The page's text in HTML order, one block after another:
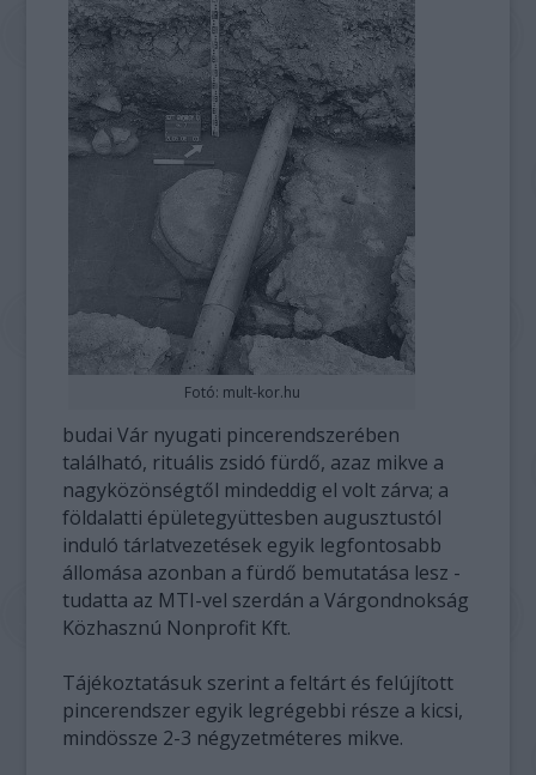
Fotó: mult-kor.hu
budai Vár nyugati pincerendszerében
található, rituális zsidó fürdő, azaz mikve a
nagyközönségtől mindeddig el volt zárva; a
földalatti épületegyüttesben augusztustól
induló tárlatvezetések egyik legfontosabb
állomása azonban a fürdő bemutatása lesz -
tudatta az MTI-vel szerdán a Várgondnokság
Közhasznú Nonprofit Kft.
Tájékoztatásuk szerint a feltárt és felújított
pincerendszer egyik legrégebbi része a kicsi,
mindössze 2-3 négyzetméteres mikve.